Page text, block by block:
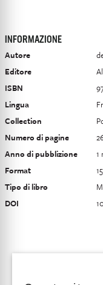
INFORMAZIONE
Autore
Editore
ISBN
Lingua
Collection
Numero di pagine
Anno di pubblizione
1
Format
Tipo di libro
DOI